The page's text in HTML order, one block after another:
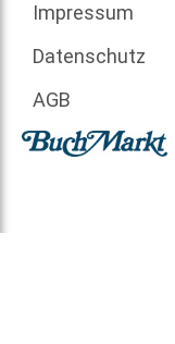
Impressum
Datenschutz
AGB